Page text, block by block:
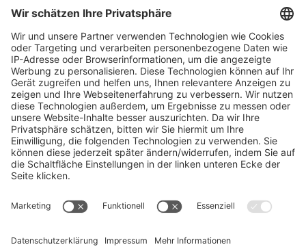
02323 592 444
Entstörung Strom
Entstörung Gas